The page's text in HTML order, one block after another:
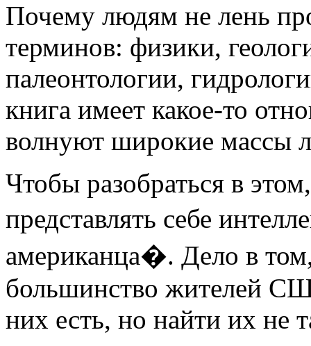
Почему людям не лень
терминов: физики,
палеонтологии,
книга имеет какое-то
волнуют широкие массы
Чтобы разобраться в
представлять себе
американца�. Дело в
большинство жителей
них есть, но найти их не